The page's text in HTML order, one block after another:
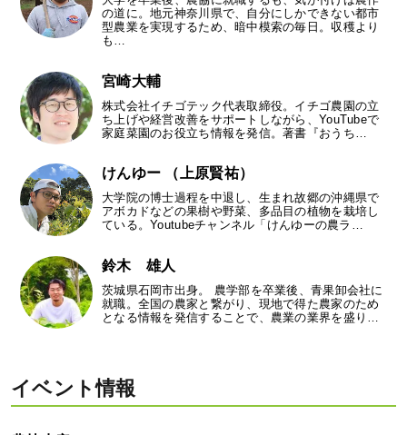
の道に。地元神奈川県で、自分にしかできない都市
型農業を実現するため、暗中模索の毎日。収穫より
も…
宮崎大輔
株式会社イチゴテック代表取締役。イチゴ農園の立
ち上げや経営改善をサポートしながら、YouTubeで
家庭菜園のお役立ち情報を発信。著書『おうち…
けんゆー （上原賢祐）
大学院の博士過程を中退し、生まれ故郷の沖縄県で
アボカドなどの果樹や野菜、多品目の植物を栽培し
ている。Youtubeチャンネル「けんゆーの農ラ…
鈴木 雄人
茨城県石岡市出身。 農学部を卒業後、青果卸会社に
就職。全国の農家と繋がり、現地で得た農家のため
となる情報を発信することで、農業の業界を盛り…
イベント情報